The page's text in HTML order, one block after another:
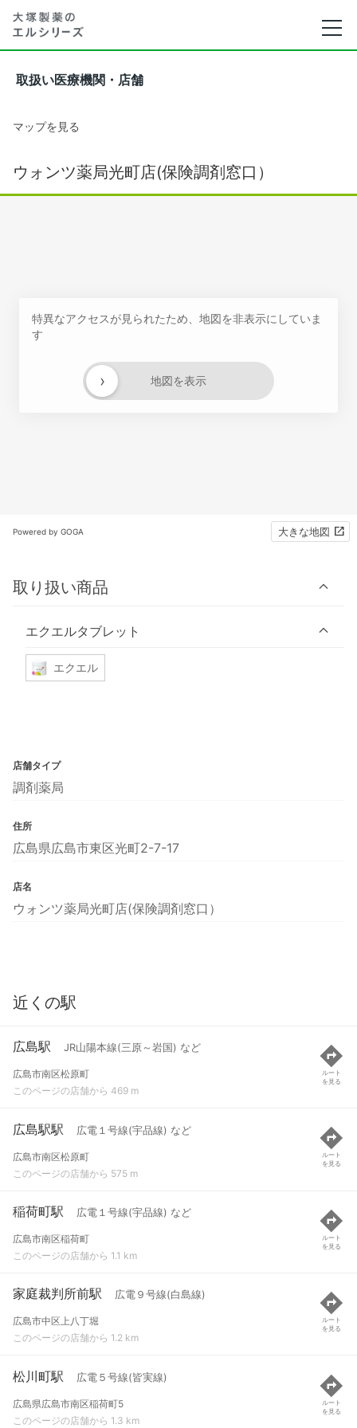
取扱い医療機関・店舗
マップを見る
ウォンツ薬局光町店(保険調剤窓口）
特異なアクセスが見られたため、地図を非表示にしていま
す
地図を表示
›
Powered by GOGA 大きな地図
取り扱い商品
エクエルタブレット
エクエル
店舗タイプ
調剤薬局
住所
広島県広島市東区光町2-7-17
店名
ウォンツ薬局光町店(保険調剤窓口）
近くの駅
広島駅 JR山陽本線(三原～岩国) など
広島市南区松原町
このページの店舗から 469 m
ルート
を見る
広島駅駅 広電１号線(宇品線) など
広島市南区松原町
このページの店舗から 575 m
ルート
を見る
稲荷町駅 広電１号線(宇品線) など
広島市南区稲荷町
このページの店舗から 1.1 km
ルート
を見る
家庭裁判所前駅 広電９号線(白島線)
広島市中区上八丁堀
このページの店舗から 1.2 km
ルート
を見る
松川町駅 広電５号線(皆実線)
広島県広島市南区稲荷町5
このページの店舗から 1.3 km
ルート
を見る